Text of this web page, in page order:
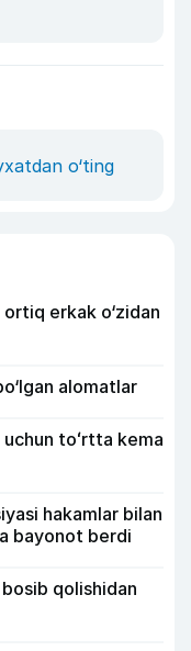
o‘ting
ortiq erkak o‘zidan
alomatlar
toʻrtta kema
hakamlar bilan
bayonot berdi
qolishidan